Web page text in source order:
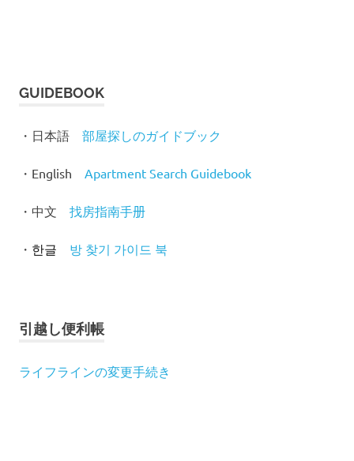
GUIDEBOOK
・日本語 部屋探しのガイドブック
・English Apartment Search Guidebook
・中文 找房指南手册
・ 한글 방 찾기 가이드 북
引越し便利帳
ライフラインの変更手続き